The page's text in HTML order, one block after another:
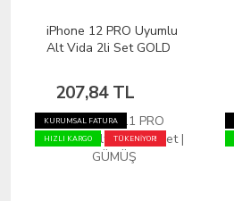
iPhone 12 PRO Uyumlu
Alt Vida 2li Set GOLD
207,84 TL
KURUMSAL FATURA
HIZLI KARGO
TÜKENİYOR!